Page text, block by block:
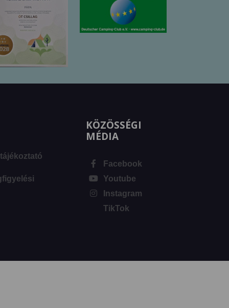
KÖZÖSSÉGI
MÉDIA
Facebook
Youtube
Instagram
TikTok